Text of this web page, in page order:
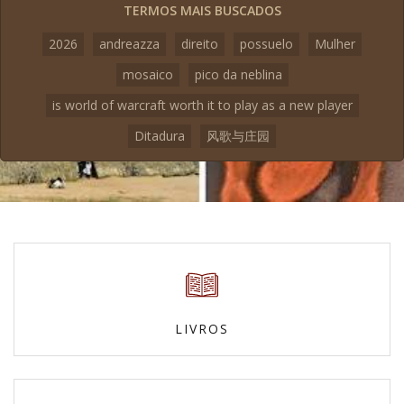
TERMOS MAIS BUSCADOS
2026
andreazza direito possuelo
Mulher
mosaico
pico da neblina
is world of warcraft worth it to play as a new player
Ditadura
风歌与庄园
LIVROS